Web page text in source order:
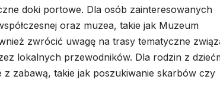
doki portowe. Dla osób zainteresowanych
oraz muzea, takie jak Muzeum
zwrócić uwagę na trasy tematyczne
lokalnych przewodników. Dla rodzin z
z zabawą, takie jak poszukiwanie skarbów czy